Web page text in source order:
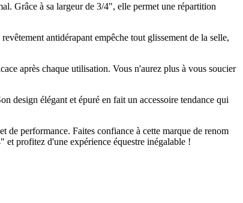
Grâce à sa largeur de 3/4", elle permet une répartition
antidérapant empêche tout glissement de la selle,
après chaque utilisation. Vous n'aurez plus à vous soucier
design élégant et épuré en fait un accessoire tendance qui
de performance. Faites confiance à cette marque de renom
et profitez d'une expérience équestre inégalable !